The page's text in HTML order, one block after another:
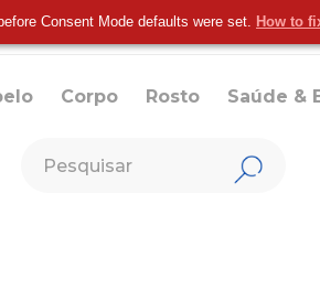
Consent Mode defaults were set. How to
Corpo Rosto Saúde &